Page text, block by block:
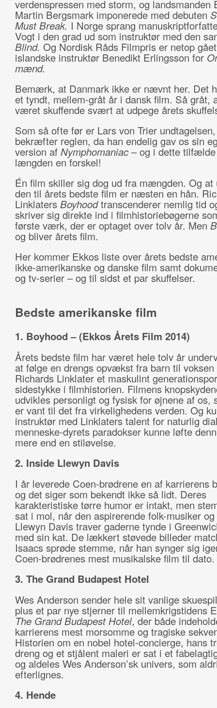
verdenspressen med storm, og landsmanden
Martin Bergsmark imponerede med debuten
Must Break. I Norge sprang
Vogt i den grad ud som instruktør med den
Blind. Og Nordisk Råds Filmpris er netop
islandske instruktør Benedikt Erlingsson for
mænd.
Bemærk, at Danmark ikke er nævnt her. Det
et tyndt, mellem-gråt år i dansk film. Så gråt,
været skuffende svært at udpege årets
Som så ofte før er Lars von Trier
bekræfter reglen, da han endelig gav os sin
version af Nymphomaniac– og i dette tilfælde
længden en forskel!
Én film skiller sig dog ud fra mængden. Og
den til årets bedste film er næsten en hån.
Linklaters Boyhoodtranscenderer nemlig tid
skriver sig direkte ind i filmhistoriebøgerne
første værk, der er optaget over tolv år. Men
og bliver årets film.
Her kommer Ekkos liste over årets bedste
ikke-amerikanske og danske film samt
og tv-serier – og til sidst et par skuffelser.
Bedste amerikanske film
1. Boyhood – (Ekkos Årets Film 2014)
Årets bedste film har været hele tolv år
at følge en drengs opvækst fra barn til voksen
Richards Linklater et maskulint
sidestykke i filmhistorien. Filmens
udvikles personligt og fysisk for øjnene af os,
er vant til det fra virkelighedens verden. Og
instruktør med Linklaters talent for naturlig
menneske-dyrets paradokser kunne løfte
mere end en stiløvelse.
2. Inside Llewyn Davis
I år leverede Coen-brødrene en af karrierens
og det siger som bekendt ikke så lidt. Deres
karakteristiske tørre humor er intakt, men
sat i mol, når den aspirerende folk-musiker
Llewyn Davis traver gaderne tynde i
med sin kat. De lækkert støvede billeder
Isaacs sprøde stemme, når han synger sig
Coen-brødrenes mest musikalske film til dato.
3. The Grand Budapest Hotel
Wes Anderson sender hele sit vanlige
plus et par nye stjerner til mellemkrigstidens
The Grand Budapest Hotel, der både
karrierens mest morsomme og tragiske
Historien om en nobel hotel-concierge, hans
dreng og et stjålent maleri er sat i et
og aldeles Wes Anderson’sk univers, som
efterlignes.
4. Hende